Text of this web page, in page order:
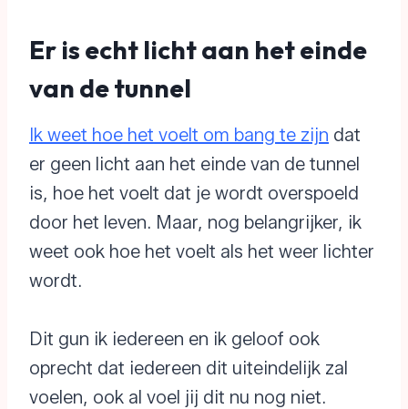
Er is echt licht aan het einde
van de tunnel
Ik weet hoe het voelt om bang te zijn dat
er geen licht aan het einde van de tunnel
is, hoe het voelt dat je wordt overspoeld
door het leven. Maar, nog belangrijker, ik
weet ook hoe het voelt als het weer lichter
wordt.
Dit gun ik iedereen en ik geloof ook
oprecht dat iedereen dit uiteindelijk zal
voelen, ook al voel jij dit nu nog niet.